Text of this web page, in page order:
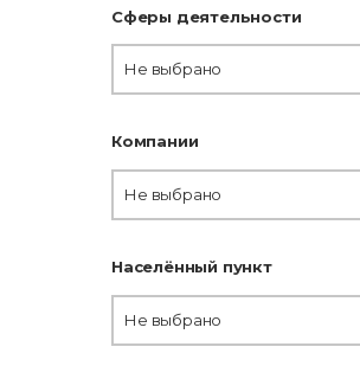
Сферы деятельности
Не выбрано
Компании
Не выбрано
Населённый пункт
Не выбрано